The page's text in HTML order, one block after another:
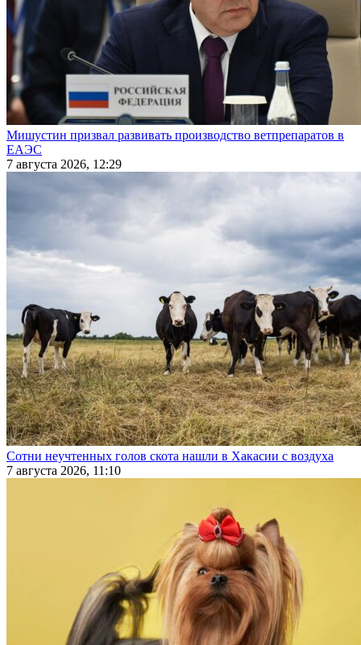
Мишустин призвал развивать производство ветпрепаратов в
ЕАЭС
7 августа 2026, 12:29
Сотни неучтенных голов скота нашли в Хакасии с воздуха
7 августа 2026, 11:10